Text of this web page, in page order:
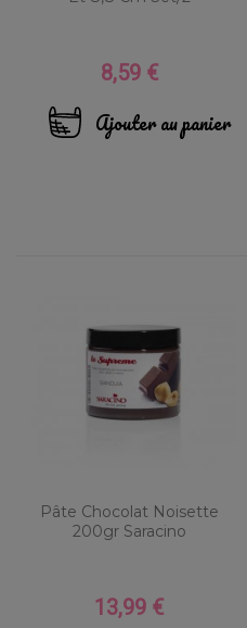
Prix
8,59 €
Ajouter au panier
Pâte Chocolat Noisette
200gr Saracino
Prix
13,99 €